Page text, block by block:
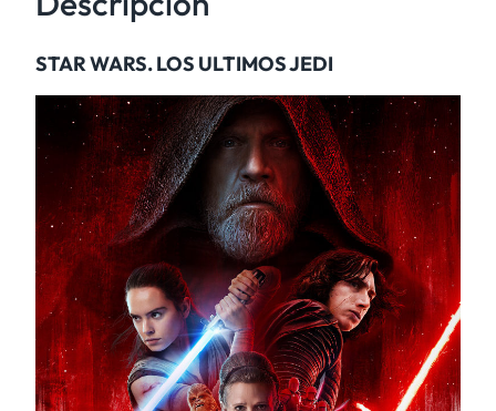
STAR WARS. LOS ULTIMOS JEDI